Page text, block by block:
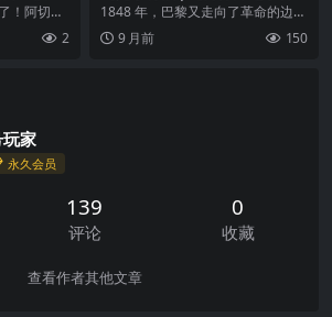
Princ
！阿切
展示您
2
簿|Aviary Attorney中文
1848 年，巴黎又走向了革命的边
缘，而监狱已经装满了有罪和无罪
的人。 一个人挺...
9 月前 150
家
永久会员
139
评论
0
收藏
查看作者其他文章